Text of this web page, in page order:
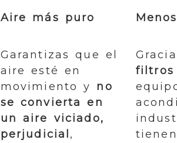
Aire más puro
Garantizas que el
aire esté en
movimiento y no
se convierta en
un aire viciado,
perjudicial,
filtros